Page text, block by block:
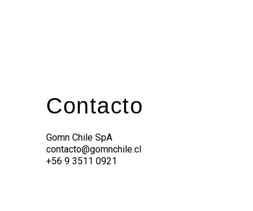
Contacto
Gomn Chile SpA
contacto@gomnchile.cl
+56 9 3511 0921